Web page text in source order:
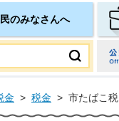
のみなさんへ
金 > 税金 > 市たばこ税